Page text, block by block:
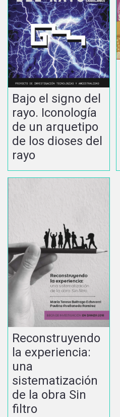
Bajo el signo del
rayo. Iconología
de un arquetipo
de los dioses del
rayo
Reconstruyendo
la experiencia:
una
sistematización
de la obra Sin
filtro